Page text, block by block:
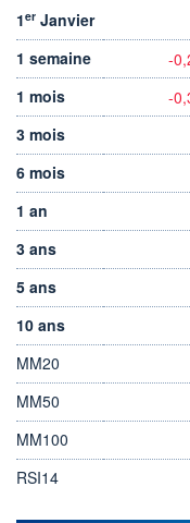
1er Janvier
1 semaine
-
1 mois
-
3 mois
6 mois
1 an
3 ans
5 ans
10 ans
MM20
MM50
MM100
RSI14